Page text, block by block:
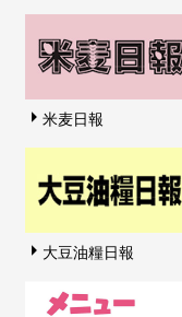
米麦日報
大豆油糧日報